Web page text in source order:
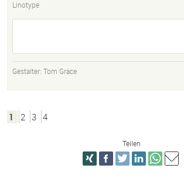
Linotype
Gestalter: Tom Grace
1 2 3 4
Teilen